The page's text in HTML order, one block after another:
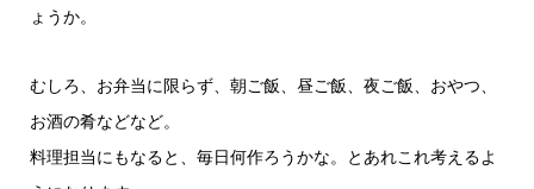
ょうか。
むしろ、お弁当に限らず、朝ご飯、昼ご飯、夜ご飯、おやつ、
お酒の肴などなど。
料理担当にもなると、毎日何作ろうかな。とあれこれ考えるよ